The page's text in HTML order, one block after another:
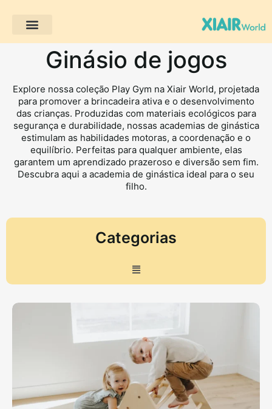
Ginásio de jogos
Explore nossa coleção Play Gym na Xiair World, projetada
para promover a brincadeira ativa e o desenvolvimento
das crianças. Produzidas com materiais ecológicos para
segurança e durabilidade, nossas academias de ginástica
estimulam as habilidades motoras, a coordenação e o
equilíbrio. Perfeitas para qualquer ambiente, elas
garantem um aprendizado prazeroso e diversão sem fim.
Descubra aqui a academia de ginástica ideal para o seu
filho.
Categorias